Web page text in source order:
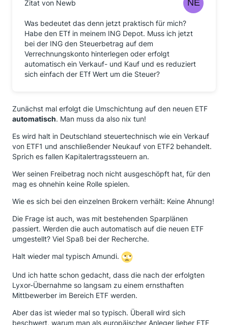
Zitat von Newb
Was bedeutet das denn jetzt praktisch für mich?
Habe den ETf in meinem ING Depot. Muss ich jetzt
bei der ING den Steuerbetrag auf dem
Verrechnungskonto hinterlegen oder erfolgt
automatisch ein Verkauf- und Kauf und es reduziert
sich einfach der ETf Wert um die Steuer?
Zunächst mal erfolgt die Umschichtung auf den neuen ETF
automatisch. Man muss da also nix tun!
Es wird halt in Deutschland steuertechnisch wie ein Verkauf
von ETF1 und anschließender Neukauf von ETF2 behandelt.
Sprich es fallen Kapitalertragssteuern an.
Wer seinen Freibetrag noch nicht ausgeschöpft hat, für den
mag es ohnehin keine Rolle spielen.
Wie es sich bei den einzelnen Brokern verhält: Keine Ahnung!
Die Frage ist auch, was mit bestehenden Sparplänen
passiert. Werden die auch automatisch auf die neuen ETF
umgestellt? Viel Spaß bei der Recherche.
Halt wieder mal typisch Amundi.
Und ich hatte schon gedacht, dass die nach der erfolgten
Lyxor-Übernahme so langsam zu einem ernsthaften
Mittbewerber im Bereich ETF werden.
Aber das ist wieder mal so typisch. Überall wird sich
beschwert, warum man als europäischer Anleger lieber ETF